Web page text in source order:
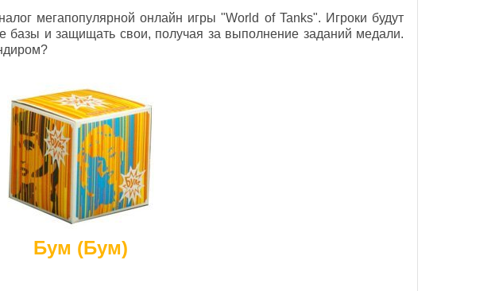
мегапопулярной онлайн игры "World of Tanks". Игроки будут
базы и защищать свои, получая за выполнение заданий медали.
Бум (Бум)